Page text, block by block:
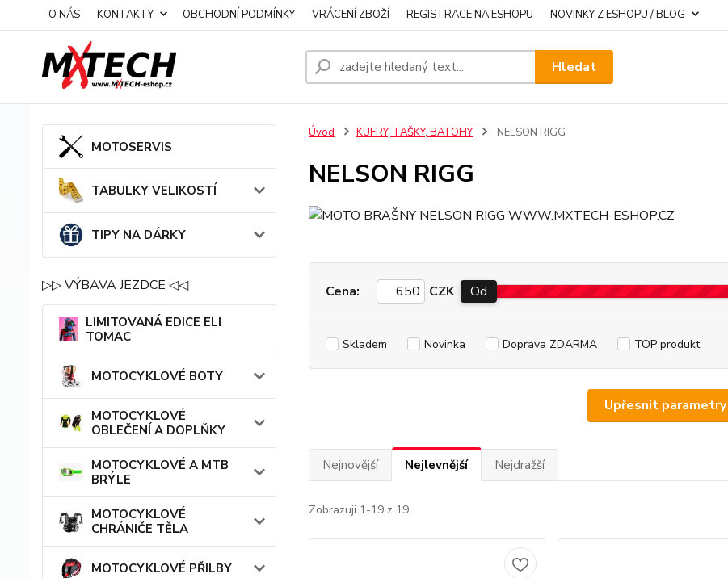
O NÁS KONTAKTY OBCHODNÍ PODMÍNKY VRÁCENÍ ZBOŽÍ REGISTRACE NA ESHOPU NOVINKY Z ESHOPU / BLOG
Hledat
MOTOSERVIS
TABULKY VELIKOSTÍ
TIPY NA DÁRKY
▷▷ VÝBAVA JEZDCE ◁◁
LIMITOVANÁ EDICE ELI
TOMAC
MOTOCYKLOVÉ BOTY
MOTOCYKLOVÉ
OBLEČENÍ A DOPLŇKY
MOTOCYKLOVÉ A MTB
BRÝLE
MOTOCYKLOVÉ
CHRÁNIČE TĚLA
MOTOCYKLOVÉ PŘILBY
Úvod KUFRY, TAŠKY, BATOHY NELSON RIGG
NELSON RIGG
Upřesnit parametry
Cena: CZK Od
Skladem Novinka Doprava ZDARMA TOP produkt
Nejnovější Nejlevnější Nejdražší
Zobrazuji 1-19 z 19